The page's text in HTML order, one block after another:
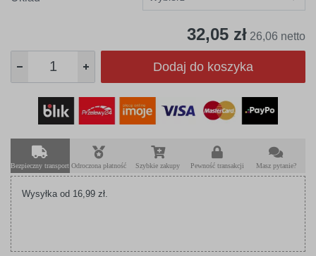
32,05 zł 26,06 netto
Dodaj do koszyka
Bezpieczny transport Odroczona płatność Szybkie zakupy Pewność transakcji Masz pytanie?
Wysyłka od 16,99 zł.